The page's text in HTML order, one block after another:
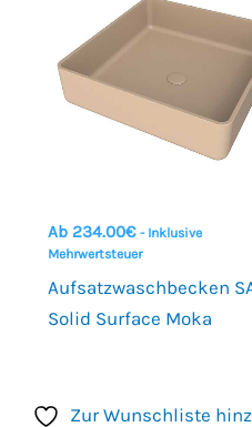
Ab 234.00€ - Inklusive
Mehrwertsteuer
Aufsatzwaschbecken
Solid Surface Moka
Zur Wunschliste